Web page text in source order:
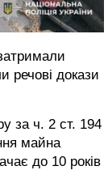
речові докази
за ч. 2 ст. 194
майна
до 10 років